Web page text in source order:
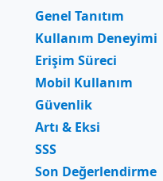
Genel Tanıtım
Kullanım Deneyimi
Erişim Süreci
Mobil Kullanım
Güvenlik
Artı & Eksi
SSS
Son Değerlendirme